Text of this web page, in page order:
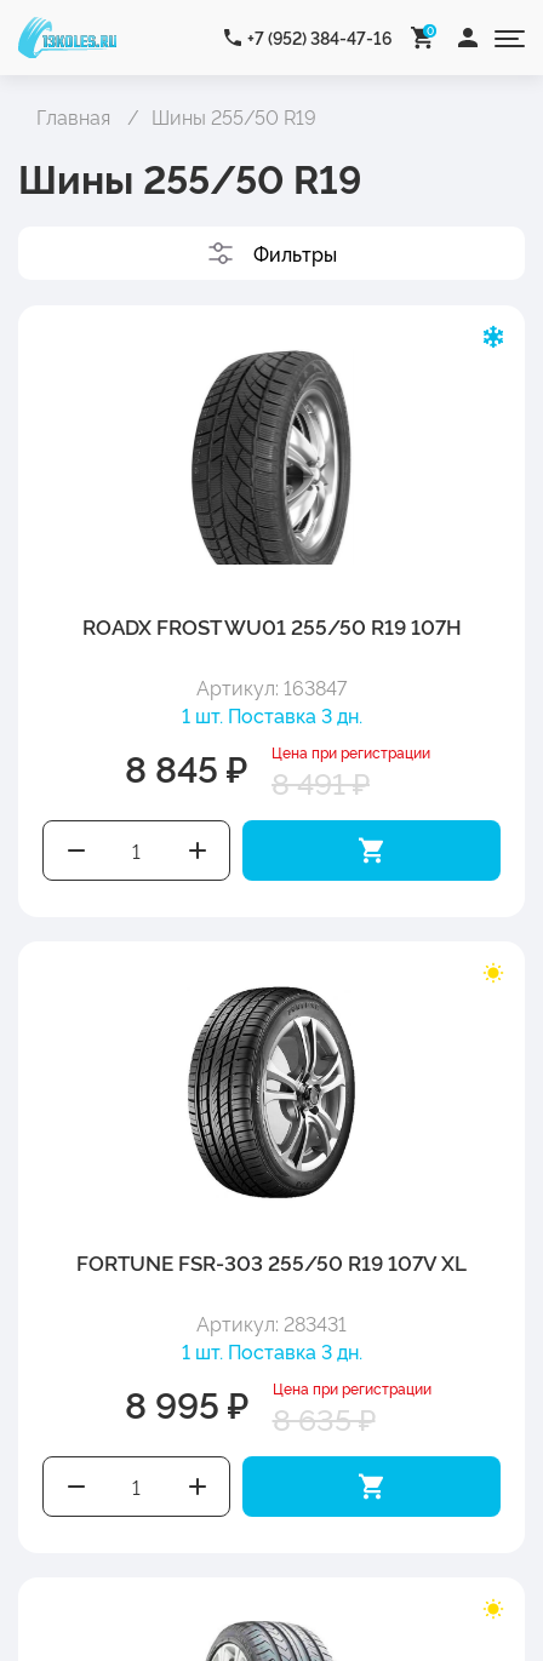
+7 (952) 384-47-16 0
Главная Шины 255/50 R19
Шины 255/50 R19
Фильтры
ROADX FROST WU01 255/50 R19 107H
Артикул: 163847
1 шт. Поставка 3 дн.
8 845 ₽ Цена при регистрации
8 491 ₽
FORTUNE FSR-303 255/50 R19 107V XL
Артикул: 283431
1 шт. Поставка 3 дн.
8 995 ₽ Цена при регистрации
8 635 ₽